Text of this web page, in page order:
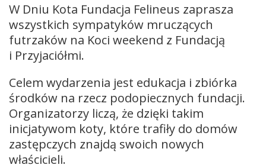
W Dniu Kota Fundacja Felineus zaprasza
wszystkich sympatyków mruczących
futrzaków na Koci weekend z Fundacją
i Przyjaciółmi.
Celem wydarzenia jest edukacja i zbiórka
środków na rzecz podopiecznych fundacji.
Organizatorzy liczą, że dzięki takim
inicjatywom koty, które trafiły do domów
zastępczych znajdą swoich nowych
właścicieli.